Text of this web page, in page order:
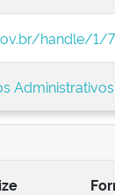
handle/1/